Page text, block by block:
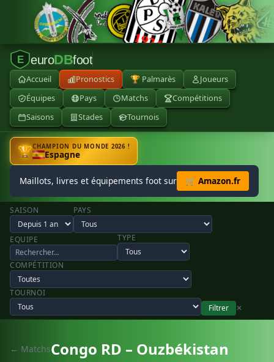
E euroDBfoot
Accueil Pronostics 🏆 Palmarès
Joueurs
Équipes
Pays Matchs
Compétitions
Saisons
Stades Tournois
🏆CHAMPION DU MONDE 2026 !
Espagne
Maillots, livres et équipements foot sur 🛒 Amazon.fr
SAISON PAYS
EQUIPE TYPE
COMPÉTITION
TOURNOI
Filtrer
✕
← MatchsCongo RD – Ouzbékistan